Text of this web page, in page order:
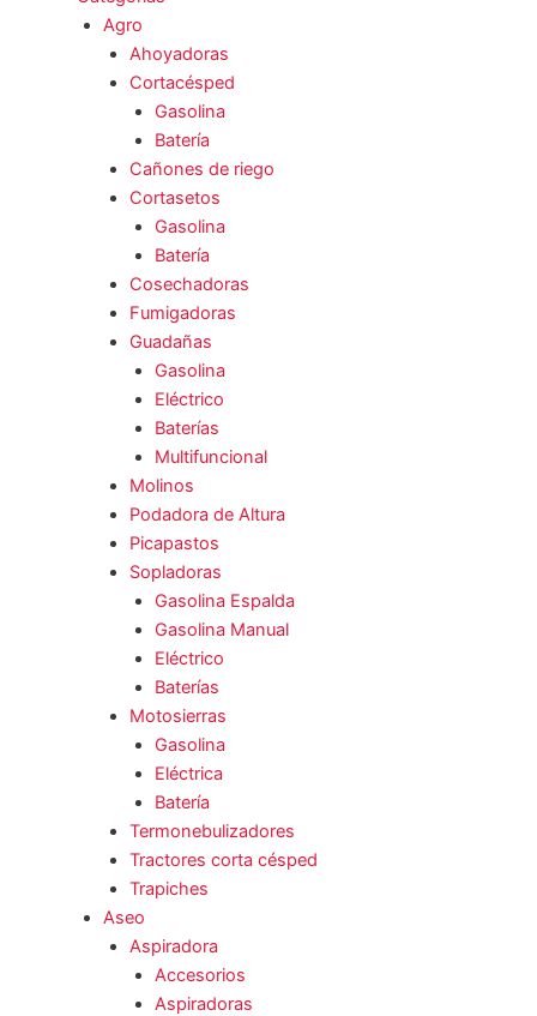
Agro
Ahoyadoras
Cortacésped
Gasolina
Batería
Cañones de riego
Cortasetos
Gasolina
Batería
Cosechadoras
Fumigadoras
Guadañas
Gasolina
Eléctrico
Baterías
Multifuncional
Molinos
Podadora de Altura
Picapastos
Sopladoras
Gasolina Espalda
Gasolina Manual
Eléctrico
Baterías
Motosierras
Gasolina
Eléctrica
Batería
Termonebulizadores
Tractores corta césped
Trapiches
Aseo
Aspiradora
Accesorios
Aspiradoras